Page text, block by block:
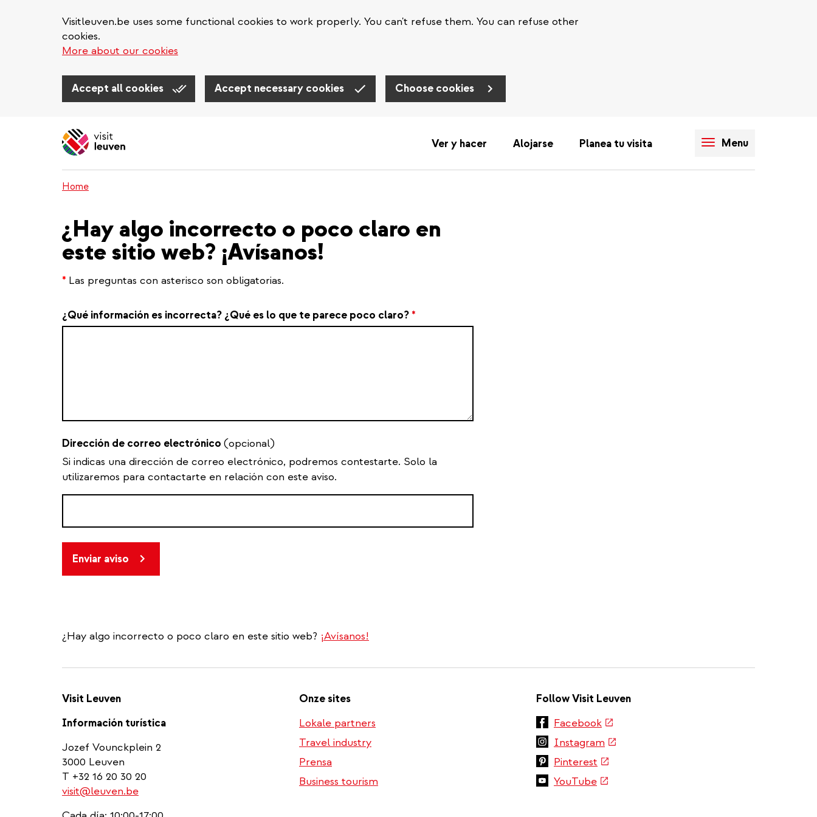
Visitleuven.be uses some functional cookies to work properly. You can't refuse them. You can refuse other
cookies.
More about our cookies
Accept all cookies Accept necessary cookies Choose cookies
Ver y hacer Alojarse Planea tu visita Menu
Home
¿Hay algo incorrecto o poco claro en
este sitio web? ¡Avísanos!
* Las preguntas con asterisco son obligatorias.
¿Qué información es incorrecta? ¿Qué es lo que te parece poco claro? *
Dirección de correo electrónico (opcional)
Si indicas una dirección de correo electrónico, podremos contestarte. Solo la
utilizaremos para contactarte en relación con este aviso.
Enviar aviso
¿Hay algo incorrecto o poco claro en este sitio web? ¡Avísanos!
Visit Leuven
Información turística
Jozef Vounckplein 2
3000 Leuven
T +32 16 20 30 20
visit@leuven.be
Onze sites
Lokale partners
Travel industry
Prensa
Business tourism
Follow Visit Leuven
Facebook(link
external)
Instagram (link
is
Pinterest (link
is
YouTube(link